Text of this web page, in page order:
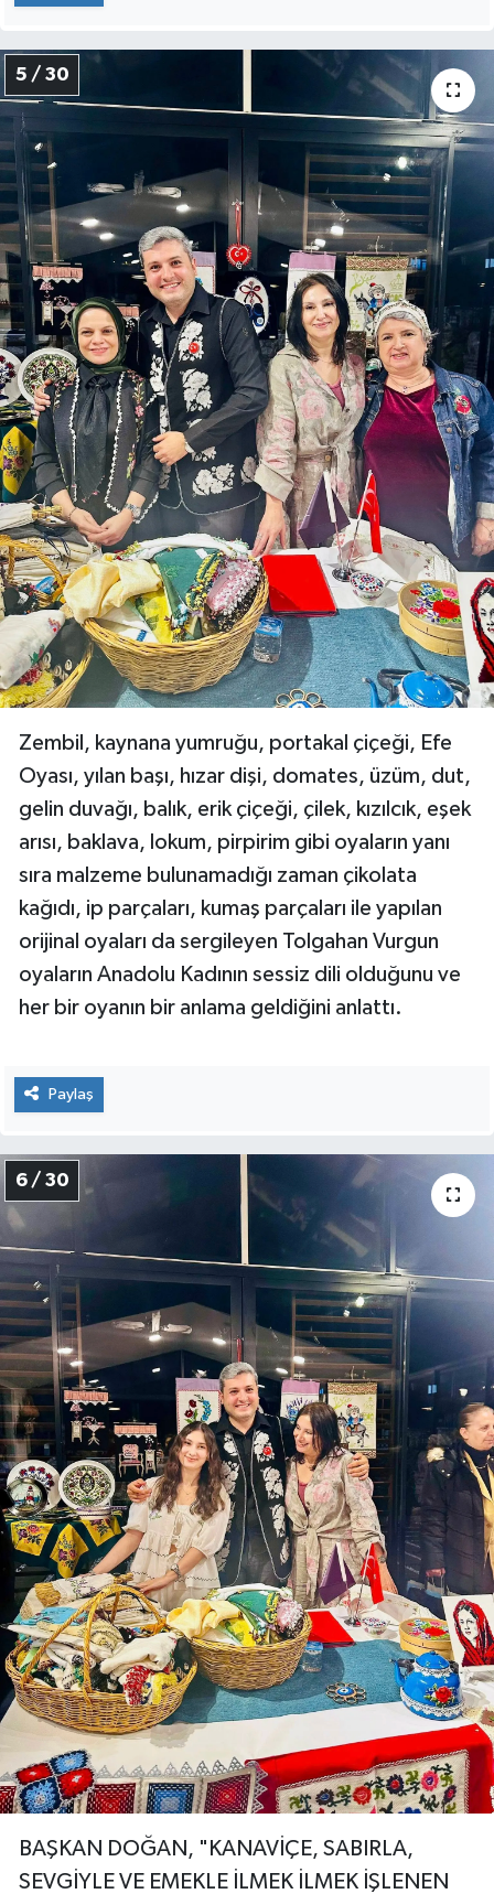
5 / 30
Zembil, kaynana yumruğu, portakal çiçeği, Efe
Oyası, yılan başı, hızar dişi, domates, üzüm, dut,
gelin duvağı, balık, erik çiçeği, çilek, kızılcık, eşek
arısı, baklava, lokum, pirpirim gibi oyaların yanı
sıra malzeme bulunamadığı zaman çikolata
kağıdı, ip parçaları, kumaş parçaları ile yapılan
orijinal oyaları da sergileyen Tolgahan Vurgun
oyaların Anadolu Kadının sessiz dili olduğunu ve
her bir oyanın bir anlama geldiğini anlattı.
Paylaş
6 / 30
BAŞKAN DOĞAN, "KANAVİÇE, SABIRLA,
SEVGİYLE VE EMEKLE İLMEK İLMEK İŞLENEN